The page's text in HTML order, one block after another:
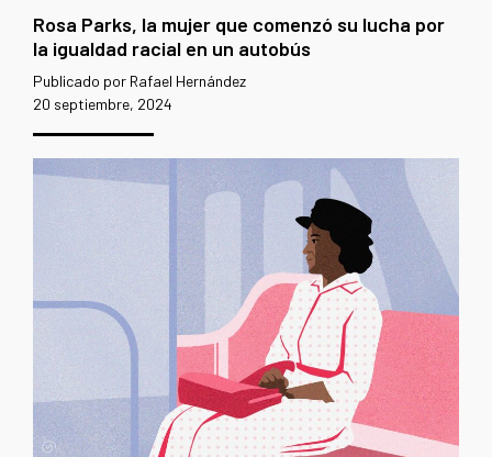
Rosa Parks, la mujer que comenzó su lucha por
la igualdad racial en un autobús
Publicado por Rafael Hernández
20 septiembre, 2024